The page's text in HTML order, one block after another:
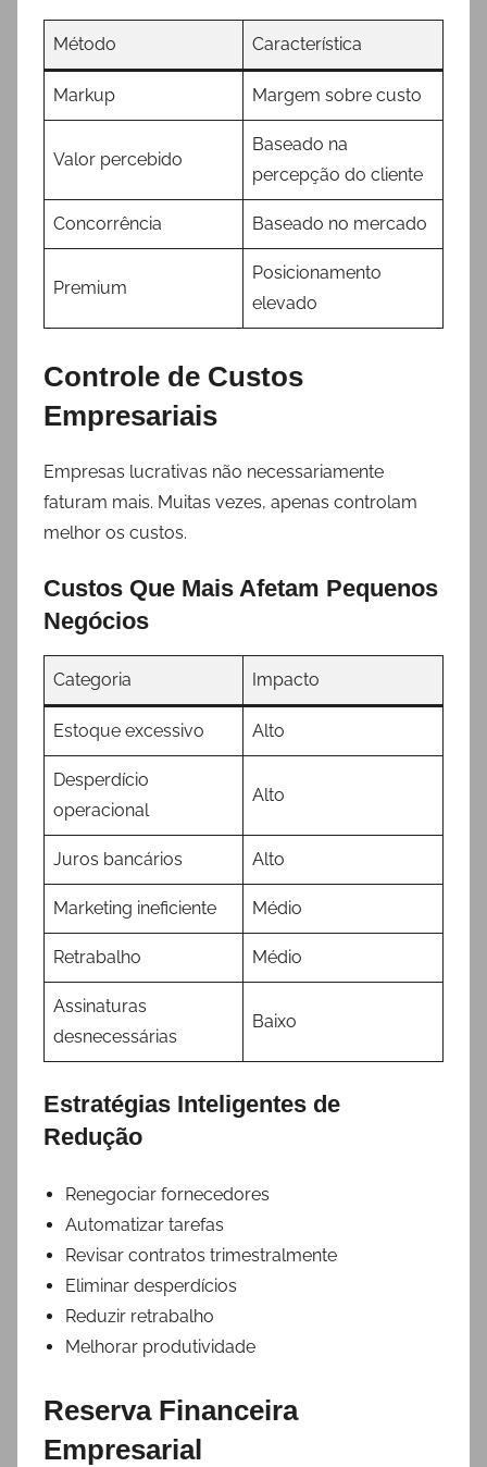
Método Característica
Markup Margem sobre custo
Valor percebido
Baseado na
percepção do cliente
Concorrência Baseado no mercado
Premium
Posicionamento
elevado
Controle de Custos
Empresariais
Empresas lucrativas não necessariamente
faturam mais. Muitas vezes, apenas controlam
melhor os custos.
Custos Que Mais Afetam Pequenos
Negócios
Categoria Impacto
Estoque excessivo Alto
Desperdício
operacional
Alto
Juros bancários Alto
Marketing ineficiente Médio
Retrabalho Médio
Assinaturas
desnecessárias
Baixo
Estratégias Inteligentes de
Redução
Renegociar fornecedores
Automatizar tarefas
Revisar contratos trimestralmente
Eliminar desperdícios
Reduzir retrabalho
Melhorar produtividade
Reserva Financeira
Empresarial